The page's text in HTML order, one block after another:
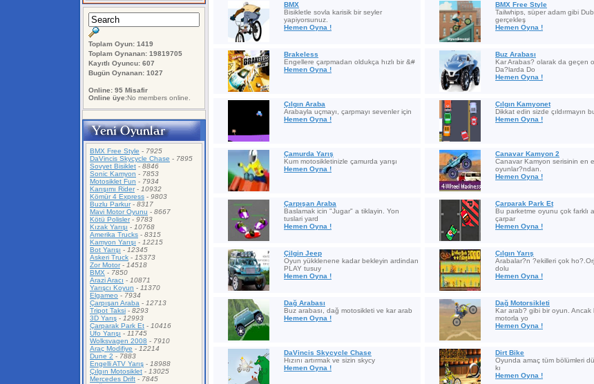
Toplam Oyun: 1419
Toplam Oynanan: 19819705
Kayıtlı Oyuncu: 607
Bugün Oynanan: 1027
Online: 95 Misafir
Online üye:No members online.
BMX Free Style - 7925
DaVincis Skycycle Chase - 7895
Sovyet Bisiklet - 8846
Sonic Kamyon - 7853
Motosiklet Fun - 7934
Karışımı Rider- 10932
Kömür 4 Express - 9803
Buzlu Parkur- 8317
Mavi Motor Oyunu - 8667
Kötü Polisler- 9783
Kızak Yarışı - 10768
Amerika Trucks - 8315
Kamyon Yarışı - 12215
Bot Yarışı - 12345
Askeri Truck - 15373
Zor Motor- 14518
BMX - 7850
Arazi Aracı - 10871
Yarışcı Koyun - 11370
Elgameo - 7934
Çarpışan Araba - 12713
Tripot Taksi - 8293
3D Yarış - 12993
Çarparak Park Et - 10416
Ufo Yarışı - 11745
Wolksvagen 2008 - 7910
Araç Modifiye - 12214
Dune 2 - 7883
Engelli ATV Yarış - 18988
Çılgın Motosiklet - 13025
Mercedes Drift - 7845
BMX
Bisikletle sovla karisik bir seyler
yapiyorsunuz.
Hemen Oyna !
BMX Free Style
Tailwhips, süper adam gibi
gerçekleş
Hemen Oyna !
Brakeless
Engellere çarpmadan oldukça hızlı bir &#
Hemen Oyna !
Buz Arabası
Kar Arabas? olarak da geçen
Da?larda Do
Hemen Oyna !
Çılgın Araba
Arabayla uçmayı, çarpmayı sevenler için
Hemen Oyna !
Çılgın Kamyonet
Dikkat edin sizde çıldırmayın
Hemen Oyna !
Çamurda Yarış
Kum motosikletinizle çamurda yarışı
Hemen Oyna !
Canavar Kamyon 2
Canavar Kamyon serisinin en
oyunlar?ndan.
Hemen Oyna !
Çarpışan Araba
Baslamak icin "Jugar" a tiklayin. Yon
tuslari yard
Hemen Oyna !
Çarparak Park Et
Bu parketme oyunu çok farklı
çarpar
Hemen Oyna !
Çilgin Jeep
Oyun yükklenene kadar bekleyin ardindan
PLAY tusuy
Hemen Oyna !
Çılgın Yarış
Arabalar?n ?ekilleri çok
dolu
Hemen Oyna !
Dağ Arabası
Buz arabası, dağ motosikleti ve kar arab
Hemen Oyna !
Dağ Motorsikleti
Kar arab? gibi bir oyun. Ancak
motorla yo
Hemen Oyna !
DaVincis Skycycle Chase
Hızını artırmak ve sizin skycy
Hemen Oyna !
Dirt Bike
Oyunda amaç tüm bölümleri
kı
Hemen Oyna !